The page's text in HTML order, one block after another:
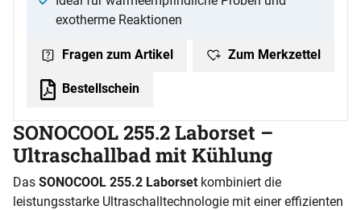
exotherme Reaktionen
Fragen zum Artikel Zum Merkzettel
Bestellschein
SONOCOOL 255.2 Laborset –
Ultraschallbad mit Kühlung
Das SONOCOOL 255.2 Laborset kombiniert die
leistungsstarke Ultraschalltechnologie mit einer effizienten